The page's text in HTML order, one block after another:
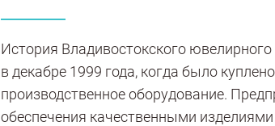
История Владивостокского
в декабре 1999 года, когда было
производственное оборудование.
обеспечения качественными